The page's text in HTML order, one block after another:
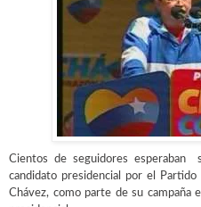
Cientos de seguidores
candidato presidencial por el
Chávez, como parte de su campaña